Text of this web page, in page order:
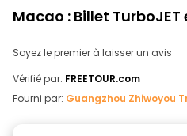
Macao : Billet
Soyez le premier à laisser un avis
Vérifié par: FREETOUR.com
Fourni par: Guangzhou Zhiwoyou